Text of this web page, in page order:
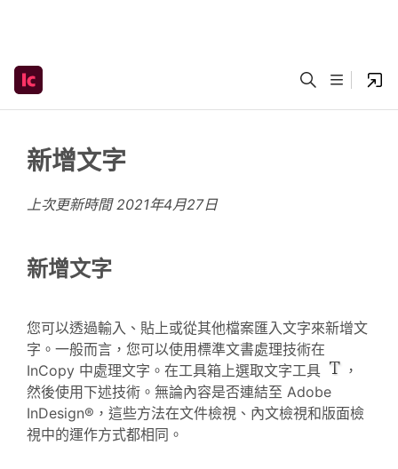
新增文字
上次更新時間2021年4月27日
新增文字
您可以透過輸入、貼上或從其他檔案匯入文字來新增文
字。一般而言，您可以使用標準文書處理技術在
InCopy 中處理文字。在工具箱上選取文字工具
，
然後使用下述技術。無論內容是否連結至 Adobe
InDesign®，這些方法在文件檢視、內文檢視和版面檢
視中的運作方式都相同。